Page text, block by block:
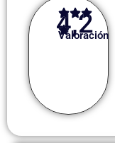
4,2
Valoración